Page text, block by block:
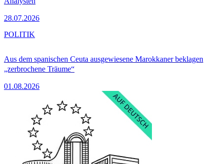
28.07.2026
Aus dem spanischen Ceuta ausgewiesene Marokkaner beklagen
„zerbrochene Träume“
01.08.2026
POLITIK